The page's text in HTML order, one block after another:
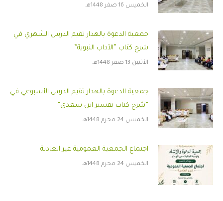
الخميس 16 صفر 1448هـ
جمعية الدعوة بالهدار تقيم الدرس الشهري في
شرح كتاب ”الآداب النبوية”
الأثنين 13 صفر 1448هـ
جمعية الدعوة بالهدار تقيم الدرس الأسبوعي في
”شرح كتاب تفسير ابن سعدي”
الخميس 24 محرم 1448هـ
اجتماع الجمعية العمومية غير العادية
الخميس 24 محرم 1448هـ